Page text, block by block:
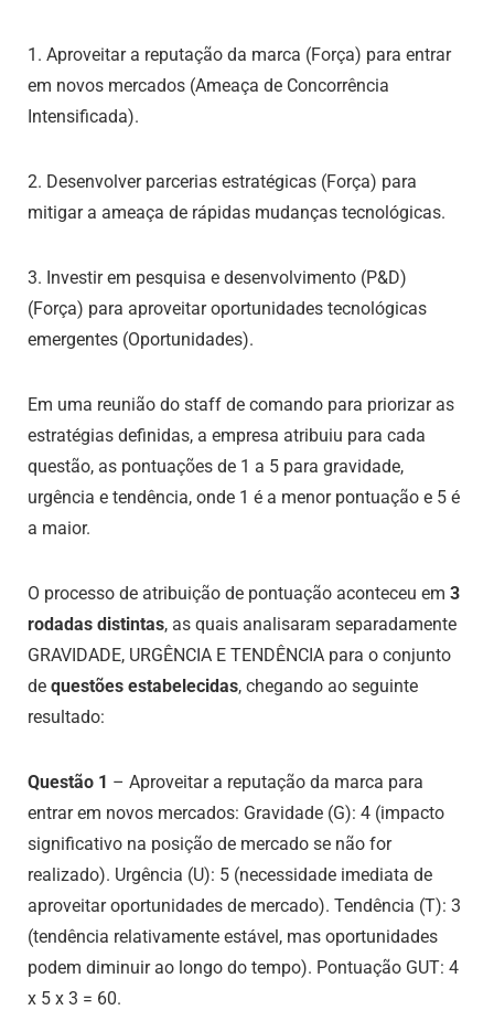
1. Aproveitar a reputação da marca (Força) para entrar
em novos mercados (Ameaça de Concorrência
Intensificada).
2. Desenvolver parcerias estratégicas (Força) para
mitigar a ameaça de rápidas mudanças tecnológicas.
3. Investir em pesquisa e desenvolvimento (P&D)
(Força) para aproveitar oportunidades tecnológicas
emergentes (Oportunidades).
Em uma reunião do staff de comando para priorizar as
estratégias definidas, a empresa atribuiu para cada
questão, as pontuações de 1 a 5 para gravidade,
urgência e tendência, onde 1 é a menor pontuação e 5 é
a maior.
O processo de atribuição de pontuação aconteceu em 3
rodadas distintas, as quais analisaram separadamente
GRAVIDADE, URGÊNCIA E TENDÊNCIA para o conjunto
de questões estabelecidas, chegando ao seguinte
resultado:
Questão 1 – Aproveitar a reputação da marca para
entrar em novos mercados: Gravidade (G): 4 (impacto
significativo na posição de mercado se não for
realizado). Urgência (U): 5 (necessidade imediata de
aproveitar oportunidades de mercado). Tendência (T): 3
(tendência relativamente estável, mas oportunidades
podem diminuir ao longo do tempo). Pontuação GUT: 4
x 5 x 3 = 60.